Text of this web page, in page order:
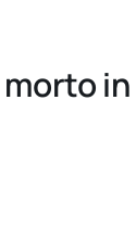
in